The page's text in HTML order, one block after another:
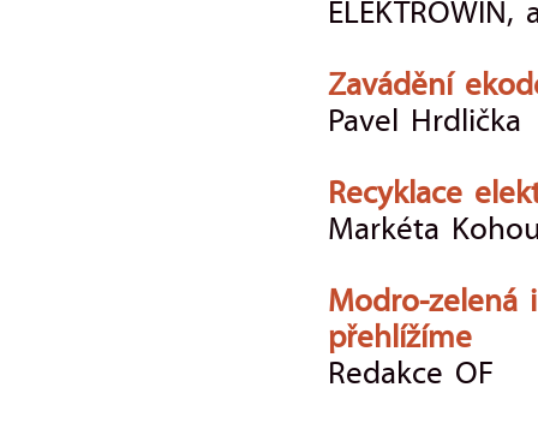
ELEKTROWIN,
Zavádění
Pavel Hrdlička
Recyklace
Markéta
Modro-zelená
přehlížíme
Redakce OF